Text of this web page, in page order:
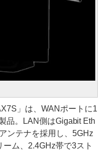
」は、WANポートに1
品。LAN側はGigabit Eth
ンテナを採用し、5GHz
ム、2.4GHz帯で3スト